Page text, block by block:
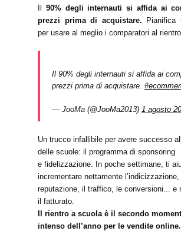
90% degli internauti si affida ai
prezzi prima di acquistare. Pianifica
per usare al meglio i comparatori al
Il 90% degli internauti si affida ai
prezzi prima di acquistare.
— JooMa (@JooMa2013) 1 agosto
Un trucco infallibile per avere successo
delle scuole: il programma di sponsoring
e fidelizzazione. In poche settimane, ti
incrementare nettamente l’indicizzazione,
reputazione, il traffico, le conversioni... e
il fatturato.
Il rientro a scuola è il secondo
intenso dell’anno per le vendite online.